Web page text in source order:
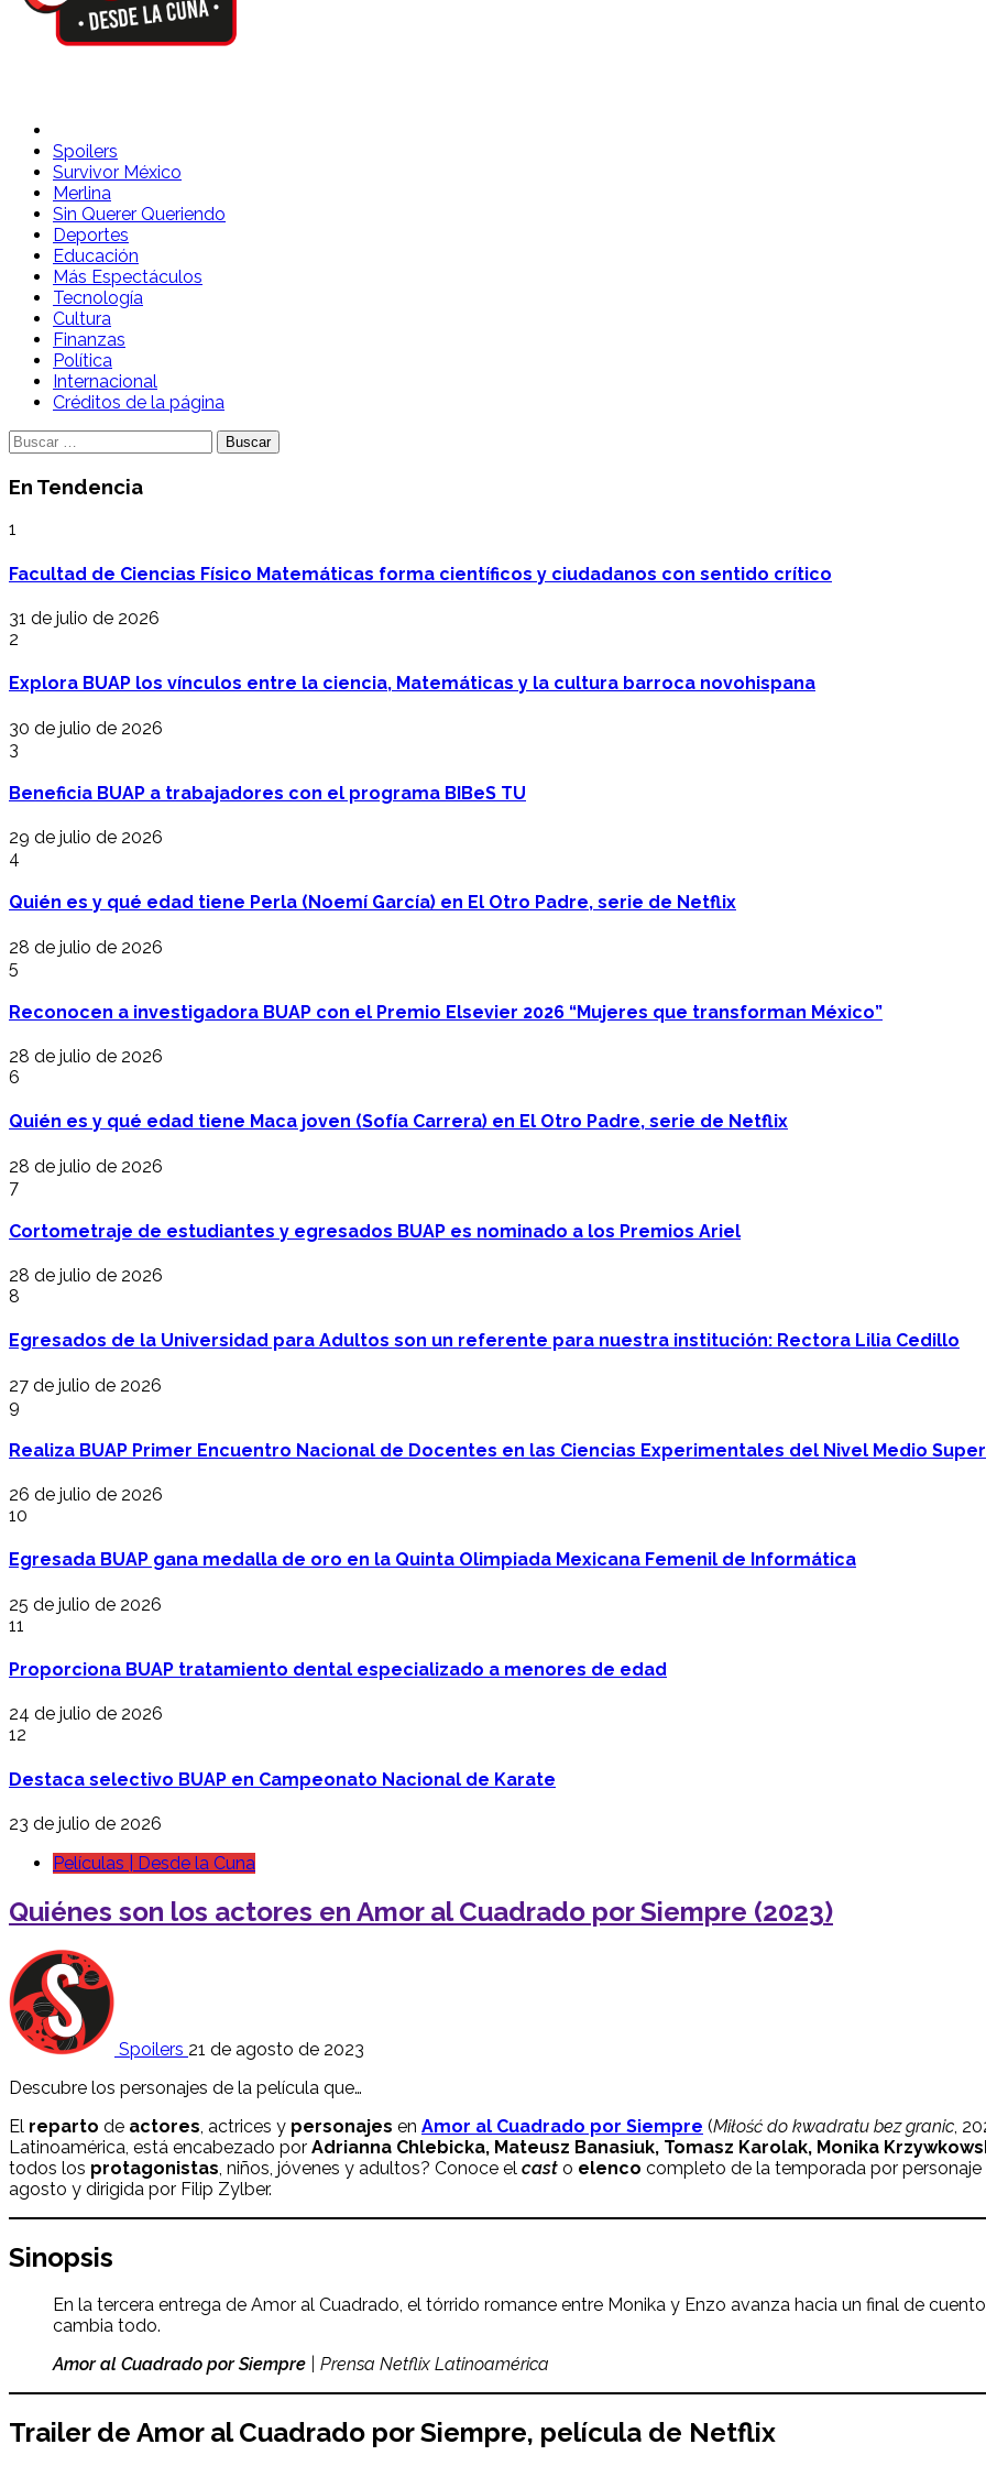
Spoilers Desde la Cuna
Sitio con información sobre series, película, reality shows y telenovelas
Spoilers
Survivor México
Merlina
Sin Querer Queriendo
Deportes
Educación
Más Espectáculos
Tecnología
Cultura
Finanzas
Política
Internacional
Créditos de la página
Buscar:
En Tendencia
1
Facultad de Ciencias Físico Matemáticas forma científicos y ciudadanos con sentido crítico
31 de julio de 2026
2
Explora BUAP los vínculos entre la ciencia, Matemáticas y la cultura barroca novohispana
30 de julio de 2026
3
Beneficia BUAP a trabajadores con el programa BIBeS TU
29 de julio de 2026
4
Quién es y qué edad tiene Perla (Noemí García) en El Otro Padre, serie de Netflix
28 de julio de 2026
5
Reconocen a investigadora BUAP con el Premio Elsevier 2026 “Mujeres que transforman México”
28 de julio de 2026
6
Quién es y qué edad tiene Maca joven (Sofía Carrera) en El Otro Padre, serie de Netflix
28 de julio de 2026
7
Cortometraje de estudiantes y egresados BUAP es nominado a los Premios Ariel
28 de julio de 2026
8
Egresados de la Universidad para Adultos son un referente para nuestra institución: Rectora Lilia Cedillo
27 de julio de 2026
9
Realiza BUAP Primer Encuentro Nacional de Docentes en las Ciencias Experimentales del Nivel Medio
26 de julio de 2026
10
Egresada BUAP gana medalla de oro en la Quinta Olimpiada Mexicana Femenil de Informática
25 de julio de 2026
11
Proporciona BUAP tratamiento dental especializado a menores de edad
24 de julio de 2026
12
Destaca selectivo BUAP en Campeonato Nacional de Karate
23 de julio de 2026
Películas | Desde la Cuna
Quiénes son los actores en Amor al Cuadrado por Siempre (2023)
Spoilers 21 de agosto de 2023
Descubre los personajes de la película que…
El reparto de actores , actrices y personajes en Amor al Cuadrado por Siempre (Miłość do kwadratu bez granic ,
Latinoamérica, está encabezado por Adrianna Chlebicka, Mateusz Banasiuk, Tomasz Karolak, Monika
todos los protagonistas , niños, jóvenes y adultos? Conoce el cast o elenco completo de la temporada por
agosto y dirigida por Filip Zylber.
Sinopsis
En la tercera entrega de Amor al Cuadrado, el tórrido romance entre Monika y Enzo avanza hacia un final de
cambia todo.
Amor al Cuadrado por Siempre | Prensa Netflix Latinoamérica
Trailer de Amor al Cuadrado por Siempre, película de Netflix